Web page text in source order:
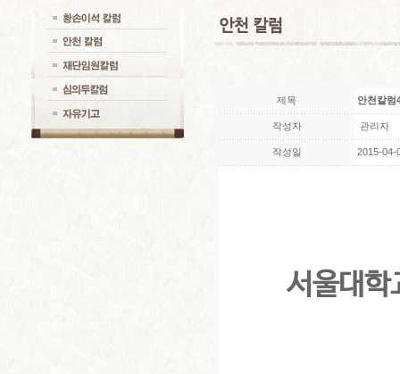
제목 안천칼럼
작성자 관리자
작성일 2015-04-
서울대학